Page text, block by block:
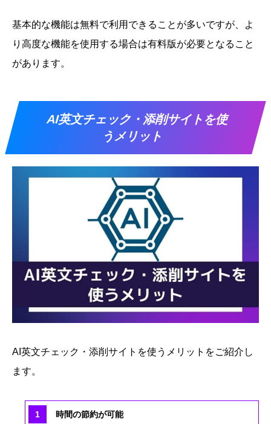
基本的な機能は無料で利用できることが多いですが、よ
り高度な機能を使用する場合は有料版が必要となること
があります。
AI英文チェック・添削サイトを使
うメリット
AI英文チェック・添削サイトを使うメリットをご紹介し
ます。
時間の節約が可能